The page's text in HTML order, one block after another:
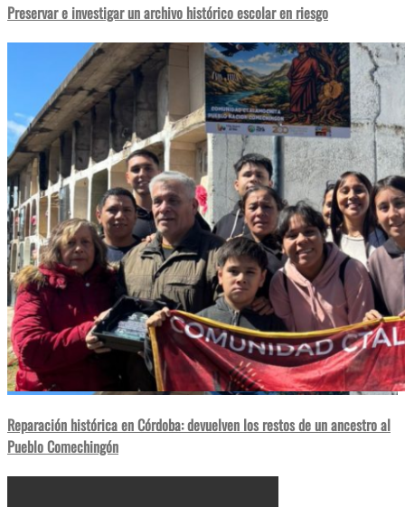
Preservar e investigar un archivo histórico escolar en riesgo
Reparación histórica en Córdoba: devuelven los restos de un ancestro al
Pueblo Comechingón